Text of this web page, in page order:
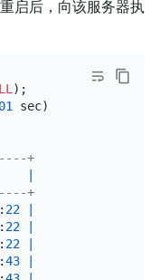
启后，向该服务器执
);
sec)
+
+
22
22
22
43